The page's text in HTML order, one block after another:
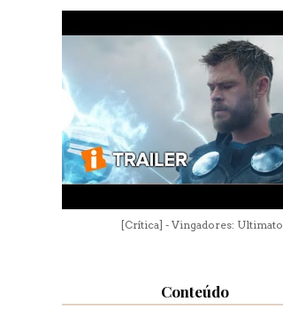
[Crítica] - Vingadores: Ultimato
Conteúdo